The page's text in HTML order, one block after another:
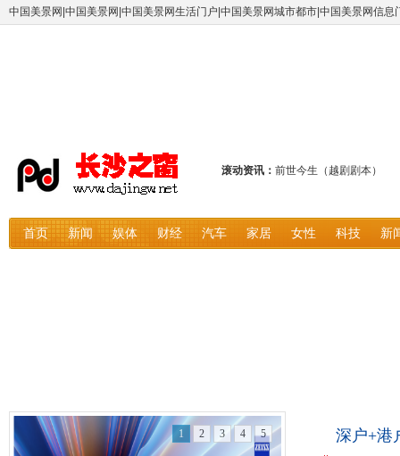
中国美景网|中国美景网|中国美景网生活门户|中国美景网城市都市|中国美景网信息
滚动资讯： 前世今生（越剧剧本）
信为新材推出坩埚熔炼超
首页 新闻 娱体 财经 汽车 家居 女性 科技 新
1 2 3 4 5 深户+港